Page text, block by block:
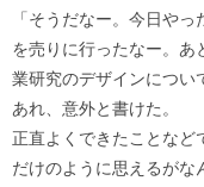
「そうだなー。今日や
を売りに行ったなー。あ
業研究のデザインについ
あれ、意外と書けた。
正直よくできたことなど
だけのように思えるがな